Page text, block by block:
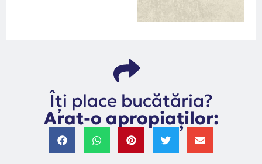
Îți place bucătăria?
Arat-o apropiaților: